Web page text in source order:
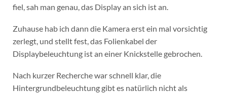
fiel, sah man genau, das Display an sich ist an.
Zuhause hab ich dann die Kamera erst ein mal vorsichtig
zerlegt, und stellt fest, das Folienkabel der
Displaybeleuchtung ist an einer Knickstelle gebrochen.
Nach kurzer Recherche war schnell klar, die
Hintergrundbeleuchtung gibt es natürlich nicht als